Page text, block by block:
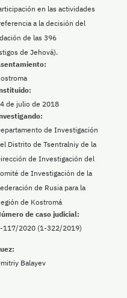
en las actividades
a la decisión del
de las 396
de Jehová).
de julio de 2018
de Investigación
Distrito de Tsentralniy de la
de Investigación del
de Investigación de la
de Rusia para la
de Kostromá
de caso judicial:
117/2020 (1-322/2019)
Balayev